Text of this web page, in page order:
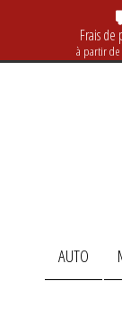
Frais de
à partir de
AUTO